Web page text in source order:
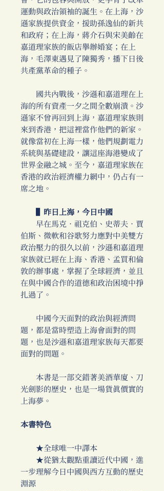
運動與政治領袖的誕生。在上海，沙
遜家族提供資金，援助孫逸仙的新共
和政府；在上海，蔣介石與宋美齡在
嘉道理家族的飯店舉辦婚宴；在上
海，毛澤東遇見了陳獨秀，播下日後
共產黨革命的種子。
國共內戰後，沙遜和嘉道理在上
海的所有資產一夕之間全數崩潰。沙
遜家不曾再回到上海，嘉道理家族則
來到香港，把這裡當作他們的新家。
就像當初在上海一樣，他們規劃電力
系統與基礎建設，讓這座海港變成了
世界金融之城。至今，嘉道理家族在
香港的政治經濟權力網中，仍占有一
席之地。
▌昨日上海，今日中國
早在馬克．祖克伯、史蒂夫．賈
伯斯、微軟和谷歌努力應對中美雙方
政治壓力的很久以前，沙遜和嘉道理
家族就已經在上海、香港、孟買和倫
敦的辦事處，掌握了全球經濟，並且
在與中國合作的道德和政治困境中掙
扎過了。
中國今天面對的政治與經濟問
題，都是當時塑造上海會面對的問
題，也是沙遜和嘉道理家族每天都要
面對的問題。
本書是一部交錯著美酒華廈、刀
光劍影的歷史，也是一場貨真價實的
上海夢。
本書特色
★全球唯一中譯本
★從猶太觀點重讀近代中國，進
一步理解今日中國與西方互動的歷史
淵源